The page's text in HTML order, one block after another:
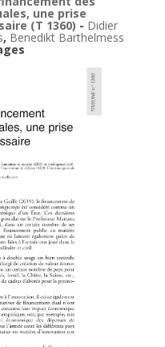
une prise
(T 1360) - Didier
, Benedikt Barthelmess